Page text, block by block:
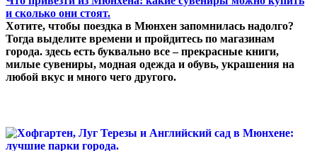
и сколько они стоят.
Хотите, чтобы поездка в Мюнхен запомнилась надолго?
Тогда выделите времени и пройдитесь по магазинам
города. здесь есть буквально все – прекрасные книги,
милые сувениры, модная одежда и обувь, украшения на
любой вкус и много чего другого.